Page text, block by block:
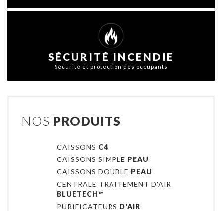
SÉCURITÉ INCENDIE
Sécurité et protection des occupants
NOS PRODUITS
CAISSONS C4
CAISSONS SIMPLE PEAU
CAISSONS DOUBLE PEAU
CENTRALE TRAITEMENT D'AIR
BLUETECH™
PURIFICATEURS D'AIR